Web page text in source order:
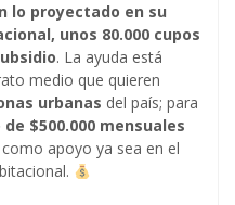
lo proyectado en su
unos 80.000 cupos
. La ayuda está
medio que quieren
urbanas del país; para
$500.000 mensuales
como apoyo ya sea en el